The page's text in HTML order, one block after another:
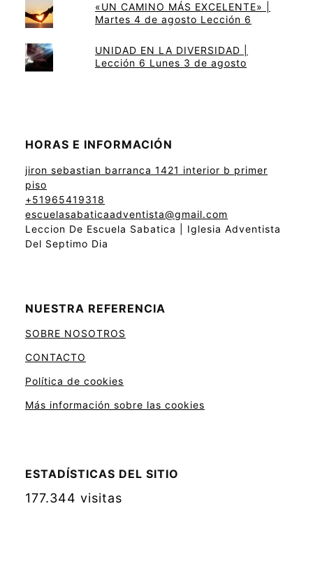
«UN CAMINO MÁS EXCELENTE» |
Martes 4 de agosto Lección 6
UNIDAD EN LA DIVERSIDAD |
Lección 6 Lunes 3 de agosto
HORAS E INFORMACIÓN
jiron sebastian barranca 1421 interior b primer
piso
+51965419318
escuelasabaticaadventista@gmail.com
Leccion De Escuela Sabatica | Iglesia Adventista
Del Septimo Dia
NUESTRA REFERENCIA
SOBRE NOSOTROS
CONTACTO
Política de cookies
Más información sobre las cookies
ESTADÍSTICAS DEL SITIO
177.344 visitas